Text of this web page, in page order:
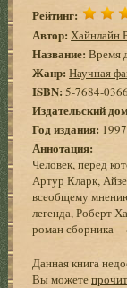
Рейтинг:
Автор: Хайнлайн
Название: Время
Жанр: Научная
ISBN: 5-7684-
Издательский
Год издания: 1997
Аннотация:
Человек, перед
Артур Кларк,
всеобщему
легенда, Роберт
роман сборника
Данная книга
Вы можете